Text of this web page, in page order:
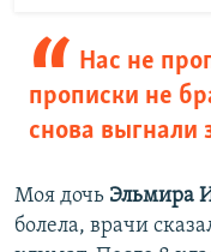
Нас не
прописки не
снова
Моя дочь Эльмира
болела, врачи